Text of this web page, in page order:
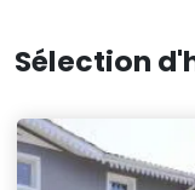
Sélection